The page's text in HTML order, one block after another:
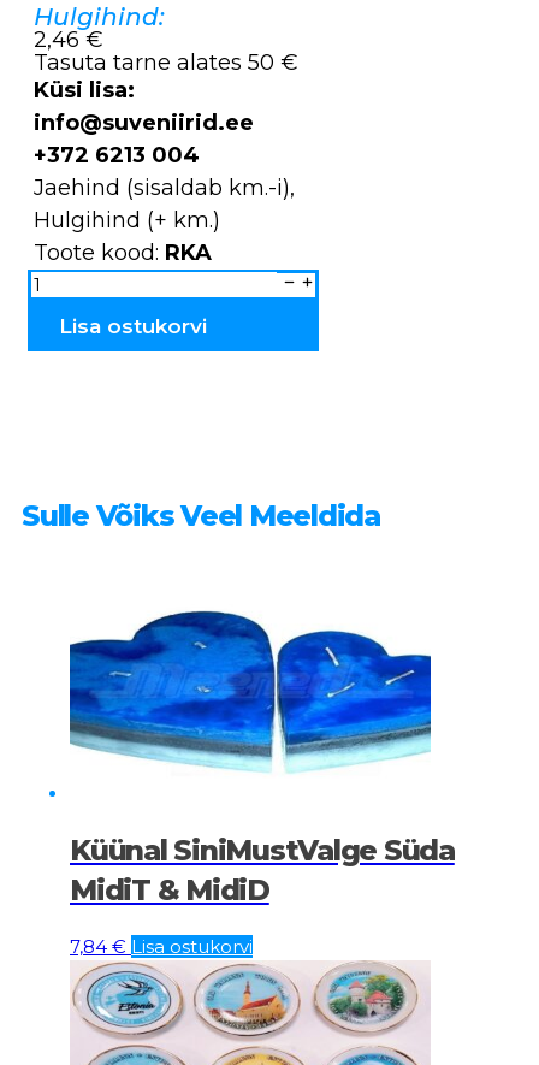
Hulgihind:
2,46 €
Tasuta tarne alates 50 €
Küsi lisa:
info@suveniirid.ee
+372 6213 004
Jaehind (sisaldab km.-i),
Hulgihind (+ km.)
Toote kood: RKA
Roos
kadakast
RKA
Lisa ostukorvi
Sulle Võiks Veel Meeldida
Küünal SiniMustValge Süda
MidiT & MidiD
7,84 € Lisa ostukorvi